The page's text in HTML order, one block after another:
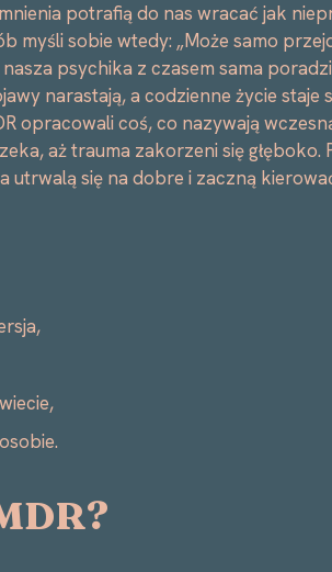
potrafią do nas wracać jak
myśli sobie wtedy: „Może samo
psychika z czasem sama
narastają, a codzienne życie staje
opracowali coś, co nazywają
aż trauma zakorzeni się głęboko.
utrwalą się na dobre i zaczną